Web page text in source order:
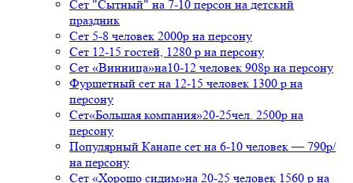
Сет "Сытный" на 7-10 персон на детский
праздник
Сет 5-8 человек 2000р на персону
Сет 12-15 гостей, 1280 р на персону
Сет «Винница»на10-12 человек 908р на персону
Фуршетный сет на 12-15 человек 1300 р на
персону
Сет«Большая компания»20-25чел. 2500р на
персону
Популярный Канапе сет на 6-10 человек — 790р/
на персону
Сет «Хорошо сидим»на 20-25 человек 1560 р на